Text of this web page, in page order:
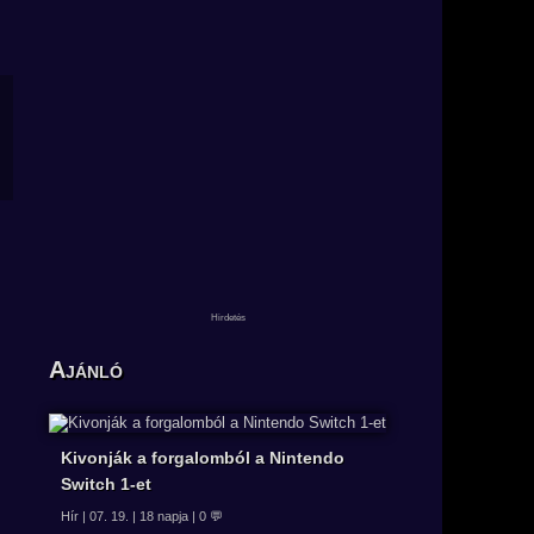
Ajánló
Kivonják a forgalomból a Nintendo
Switch 1-et
Hír | 07. 19. | 18 napja | 0 💬